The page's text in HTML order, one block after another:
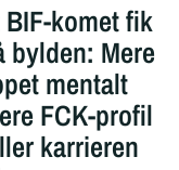
komet fik
bylden: Mere
mentalt
FCK-profil
karrieren